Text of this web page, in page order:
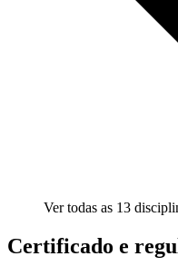
Ver todas as 13
Certificado e